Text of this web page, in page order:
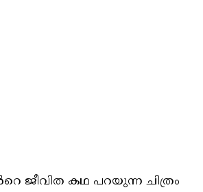
കഥ പറയുന്ന ചിത്രം